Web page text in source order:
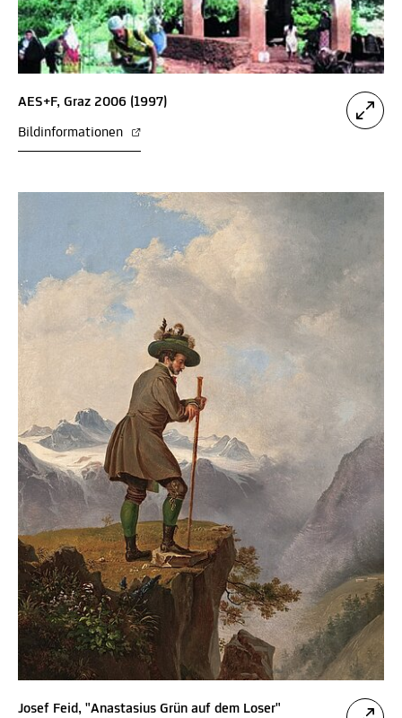
AES+F, Graz 2006 (1997)
Bildinformationen
Josef Feid, "​Anastasius Grün auf dem Loser"